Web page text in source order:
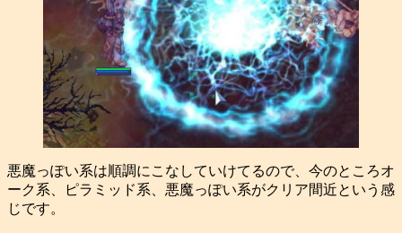
悪魔っぽい系は順調にこなしていけてるので、今のところオ
ーク系、ピラミッド系、悪魔っぽい系がクリア間近という感
じです。